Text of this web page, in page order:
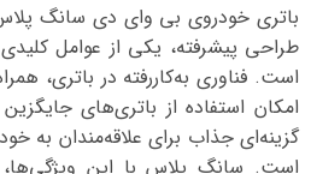
طراحی پیشرفته، یکی از عوامل
است. فناوری به‌کاررفته در باتری،
امکان استفاده از باتری‌های جایگزین
گزینه‌ای جذاب برای علاقه‌مندان به
است. سانگ پلاس با این ویژگی‌ها،